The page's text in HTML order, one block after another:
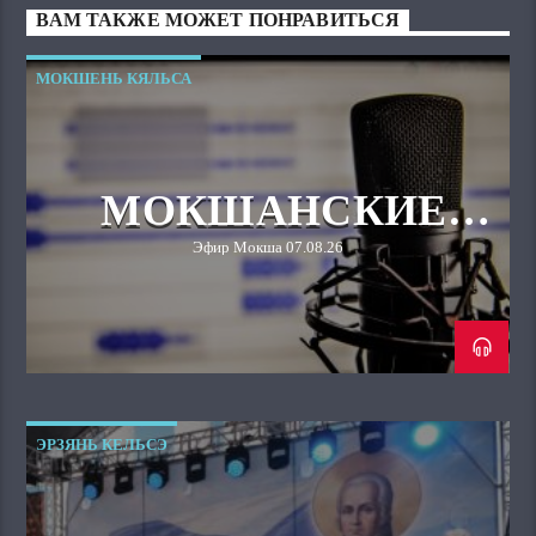
ВАМ ТАКЖЕ МОЖЕТ ПОНРАВИТЬСЯ
МОКШЕНЬ КЯЛЬСА
МОКШАНСКИЕ
СЕМЬИ В
ДРЕВНОСТИ
Эфир Мокша 07.08.26
ЭРЗЯНЬ КЕЛЬСЭ